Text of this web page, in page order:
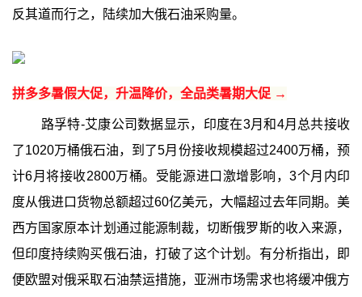
反其道而行之，陆续加大俄石油采购量。
拼多多暑假大促，升温降价，全品类暑期大促 →
路孚特-艾康公司数据显示，印度在3月和4月总共接收
了1020万桶俄石油，到了5月份接收规模超过2400万桶，预
计6月将接收2800万桶。受能源进口激增影响，3个月内印
度从俄进口货物总额超过60亿美元，大幅超过去年同期。美
西方国家原本计划通过能源制裁，切断俄罗斯的收入来源，
但印度持续购买俄石油，打破了这个计划。有分析指出，即
便欧盟对俄采取石油禁运措施，亚洲市场需求也将缓冲俄方